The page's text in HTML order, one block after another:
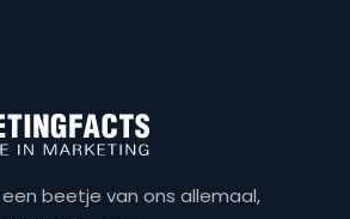
beetje van ons allemaal,